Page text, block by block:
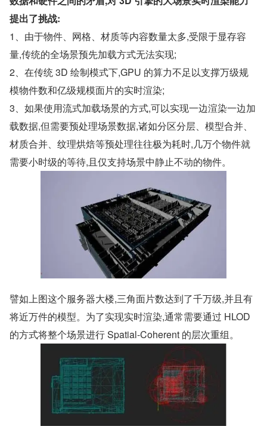
提出了挑战:
1、由于物件、网格、材质等内容数量太多,受限于显存容
量,传统的全场景预先加载方式无法实现;
2、在传统 3D 绘制模式下,GPU 的算力不足以支撑万级规
模物件数和亿级规模面片的实时渲染;
3、如果使用流式加载场景的方式,可以实现一边渲染一边加
载数据,但需要预处理场景数据,诸如分区分层、模型合并、
材质合并、纹理烘焙等预处理往往极为耗时,几万个物件就
需要小时级的等待,且仅支持场景中静止不动的物件。
譬如上图这个服务器大楼,三角面片数达到了千万级,并且有
将近万件的模型。为了实现实时渲染,通常需要通过 HLOD
的方式将整个场景进行 Spatial-Coherent 的层次重组。